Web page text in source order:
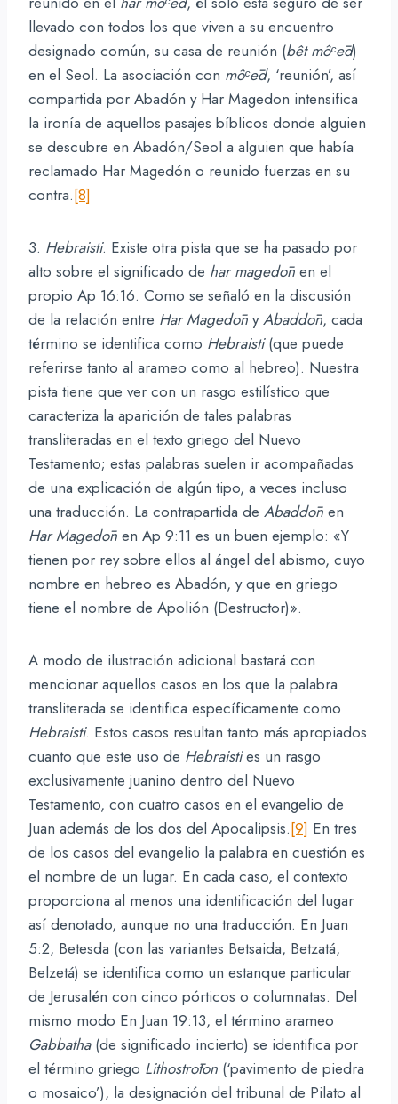
llevado con todos los que viven a su encuentro
designado común, su casa de reunión (bêt môᶜēd)
en el Seol. La asociación con môᶜēd, ‘reunión’, así
compartida por Abadón y Har Magedon intensifica
la ironía de aquellos pasajes bíblicos donde alguien
se descubre en Abadón/Seol a alguien que había
reclamado Har Magedón o reunido fuerzas en su
contra.[8]
3. Hebraisti. Existe otra pista que se ha pasado por
alto sobre el significado de har magedōn en el
propio Ap 16:16. Como se señaló en la discusión
de la relación entre Har Magedōn yAbaddōn, cada
término se identifica como Hebraisti(que puede
referirse tanto al arameo como al hebreo). Nuestra
pista tiene que ver con un rasgo estilístico que
caracteriza la aparición de tales palabras
transliteradas en el texto griego del Nuevo
Testamento; estas palabras suelen ir acompañadas
de una explicación de algún tipo, a veces incluso
una traducción. La contrapartida de Abaddōn en
Har Magedōn en Ap 9:11 es un buen ejemplo: «Y
tienen por rey sobre ellos al ángel del abismo, cuyo
nombre en hebreo es Abadón, y que en griego
tiene el nombre de Apolión (Destructor)».
A modo de ilustración adicional bastará con
mencionar aquellos casos en los que la palabra
transliterada se identifica específicamente como
Hebraisti. Estos casos resultan tanto más apropiados
cuanto que este uso de Hebraisties un rasgo
exclusivamente juanino dentro del Nuevo
Testamento, con cuatro casos en el evangelio de
Juan además de los dos del Apocalipsis.[9] En tres
de los casos del evangelio la palabra en cuestión es
el nombre de un lugar. En cada caso, el contexto
proporciona al menos una identificación del lugar
así denotado, aunque no una traducción. En Juan
5:2, Betesda (con las variantes Betsaida, Betzatá,
Belzetá) se identifica como un estanque particular
de Jerusalén con cinco pórticos o columnatas. Del
mismo modo En Juan 19:13, el término arameo
Gabbatha(de significado incierto) se identifica por
el término griego Lithostrōton (‘pavimento de piedra
o mosaico’), la designación del tribunal de Pilato al